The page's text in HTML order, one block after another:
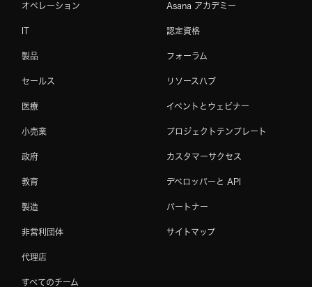
オペレーション
IT
製品
セールス
医療
小売業
政府
教育
製造
非営利団体
代理店
すべてのチーム
Asana アカデミー
認定資格
フォーラム
リソースハブ
イベントとウェビナー
プロジェクトテンプレート
カスタマーサクセス
デベロッパーと API
パートナー
サイトマップ